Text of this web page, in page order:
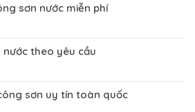
sơn nước miễn phí
nước theo yêu cầu
sơn uy tín toàn quốc